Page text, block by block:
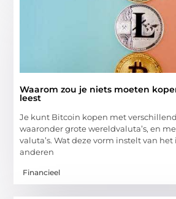
Waarom zou je niets moeten
leest
Je kunt Bitcoin kopen met
waaronder grote wereldvaluta’s, en
valuta’s. Wat deze vorm instelt van
anderen
Financieel